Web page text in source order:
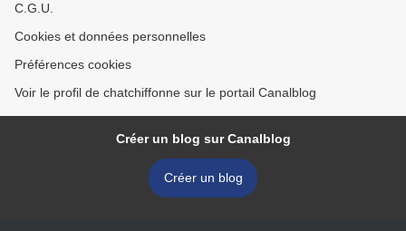
C.G.U.
Cookies et données personnelles
Préférences cookies
Voir le profil de chatchiffonne sur le portail Canalblog
Créer un blog sur Canalblog
Créer un blog